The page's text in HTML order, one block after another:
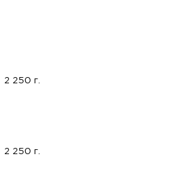
2 250 г.
2 250 г.